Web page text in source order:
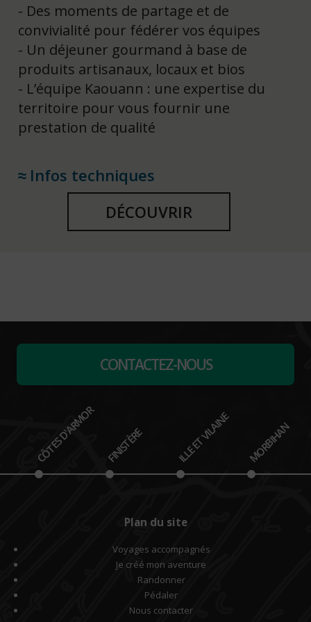
Des moments de partage et de
convivialité pour fédérer vos équipes
Un déjeuner gourmand à base de
produits artisanaux, locaux et bios
L’équipe Kaouann : une expertise du
territoire pour vous fournir une
prestation de qualité
Infos techniques
DÉCOUVRIR
CONTACTEZ-NOUS
CÔTES D'ARMOR FINISTÈRE ILLE ET VILAINE MORBIHAN
Plan du site
Voyages accompagnés
Je créé mon aventure
Randonner
Pédaler
Nous contacter